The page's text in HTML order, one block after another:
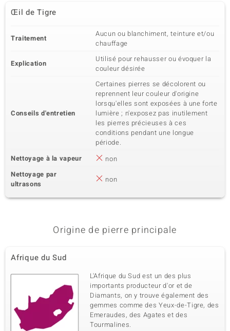
Dénomination exacte
Poids total en carat Taille de la pierre
Taille brillant rond
Sertissage
Pavage
Origine
Brésil
Œil de Tigre
Traitement
Aucun ou blanchiment, teinture et/ou
chauffage
Explication
Utilisé pour rehausser ou évoquer la
couleur désirée
Conseils d'entretien
Certaines pierres se décolorent ou
reprennent leur couleur d'origine
lorsqu'elles sont exposées à une forte
lumière ; n'exposez pas inutilement
les pierres précieuses à ces
conditions pendant une longue
période.
Nettoyage à la vapeur
non
Nettoyage par
ultrasons
non
Origine de pierre principale
Afrique du Sud
L'Afrique du Sud est un des plus
importants producteur d'or et de
Diamants, on y trouve également des
gemmes comme des Yeux-de-Tigre, des
Emeraudes, des Agates et des
Tourmalines.